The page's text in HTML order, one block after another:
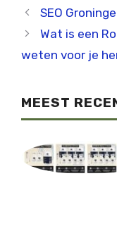
SEO
Wat is een
weten voor je
MEEST